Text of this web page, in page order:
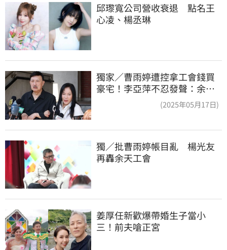
邱瓈寬公司營收衰退　點名王
心凌、楊丞琳
獨家／曹雨婷遭控拿工會錢買
豪宅！李亞萍不忍發聲：余天
(2025年05月17日)
獨／批曹雨婷帳目亂　楊光友
再轟余天工會
姜厚任新歡爆帶婚生子當小
三！前夫嗆正宮